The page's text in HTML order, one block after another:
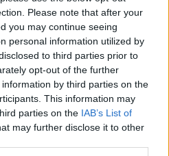
Please note that after your
you may continue seeing
personal information utilized by
to third parties prior to
opt-out of the further
by third parties on the
This information may
parties on the IAB’s List of
may further disclose it to other
impedito ai bus del trasporto
di transitare. Immediatamente
Pisa, solo grazie al suo intervento è
in sosta vietata e ripristinare il
circolazione è così potuta ornare
Il che ha comportato numerose
come la Linea 14 rimasta
la Linea 60 da Pisa per
la Linea 70 da Pisa per
in forte ritardo. Gli altri episodi si
a Pisa.